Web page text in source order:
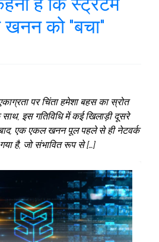
खनन को "बचा"
पर चिंता हमेशा बहस का स्रोत
इस गतिविधि में कई खिलाड़ी दूसरे
एक एकल खनन पूल पहले से ही नेटवर्क
है, जो संभावित रूप से […]